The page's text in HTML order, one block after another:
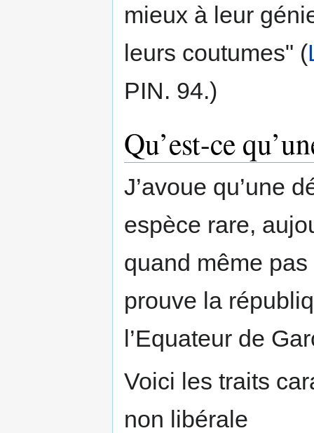
mieux à leur
leurs coutumes" (
PIN. 94.)
Qu’est-ce
J’avoue qu’une
espèce rare,
quand même
prouve la
l’Equateur de
Voici les traits
non libérale